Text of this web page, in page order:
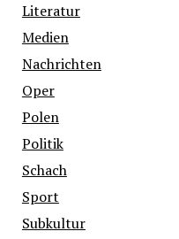
Literatur
Medien
Nachrichten
Oper
Polen
Politik
Schach
Sport
Subkultur